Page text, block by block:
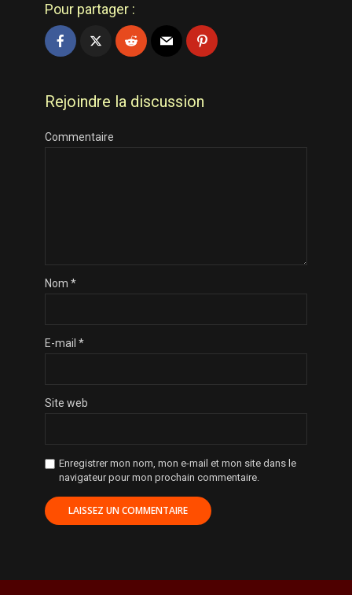
Pour partager :
Rejoindre la discussion
Commentaire
Nom *
E-mail *
Site web
Enregistrer mon nom, mon e-mail et mon site dans le
navigateur pour mon prochain commentaire.